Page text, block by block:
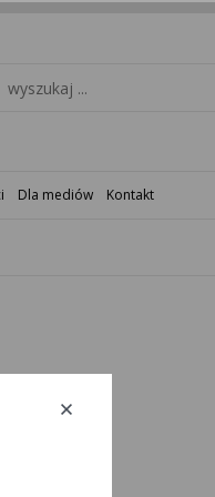
Dla mediów Kontakt